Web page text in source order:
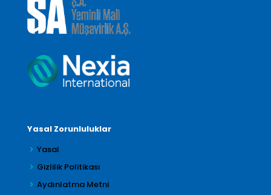
Yasal Zorunluluklar
Yasal
Gizlilik Politikası
Aydınlatma Metni